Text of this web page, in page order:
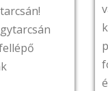
kulturált